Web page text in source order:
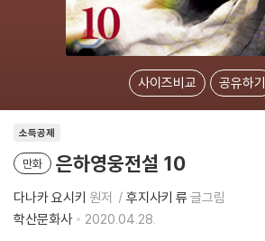
사이즈비교 공유하기
소득공제
만화 은하영웅전설 10
다나카 요시키 원저 후지사키 류 글그림
학산문화사
2020.04.28.